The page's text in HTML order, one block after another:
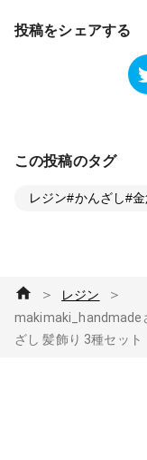
投稿をシェアする
この投稿のタグ
レジン#かんざし#金
＞ レジン ＞
makimaki_handmade
ざし 髪飾り 3種セット